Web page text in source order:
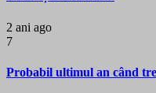
2 ani ago
7
Probabil ultimul an când